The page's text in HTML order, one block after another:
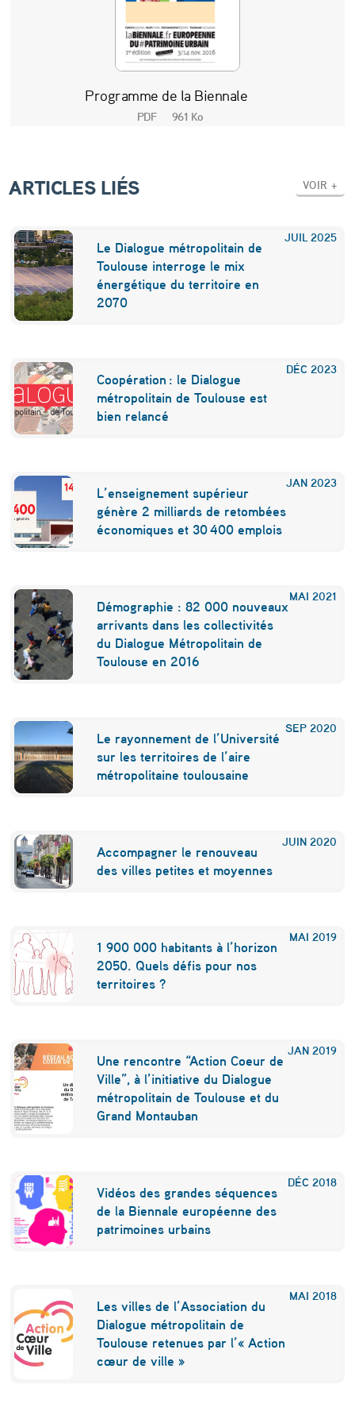
v
e
m
b
r
e
2
0
1
6
Programme de la Biennale
PDF 961 Ko
ARTICLES LIÉS VOIR +
JUIL 2025
Le Dialogue métropolitain de
Toulouse interroge le mix
énergétique du territoire en
2070
DÉC 2023
Coopération : le Dialogue
métropolitain de Toulouse est
bien relancé
JAN 2023
L’enseignement supérieur
génère 2 milliards de retombées
économiques et 30 400 emplois
MAI 2021
Démographie : 82 000 nouveaux
arrivants dans les collectivités
du Dialogue Métropolitain de
Toulouse en 2016
SEP 2020
Le rayonnement de l’Université
sur les territoires de l’aire
métropolitaine toulousaine
JUIN 2020
Accompagner le renouveau
des villes petites et moyennes
MAI 2019
1 900 000 habitants à l’horizon
2050. Quels défis pour nos
territoires ?
JAN 2019
Une rencontre “Action Coeur de
Ville”, à l’initiative du Dialogue
métropolitain de Toulouse et du
Grand Montauban
DÉC 2018
Vidéos des grandes séquences
de la Biennale européenne des
patrimoines urbains
MAI 2018
Les villes de l’Association du
Dialogue métropolitain de
Toulouse retenues par l’« Action
cœur de ville »